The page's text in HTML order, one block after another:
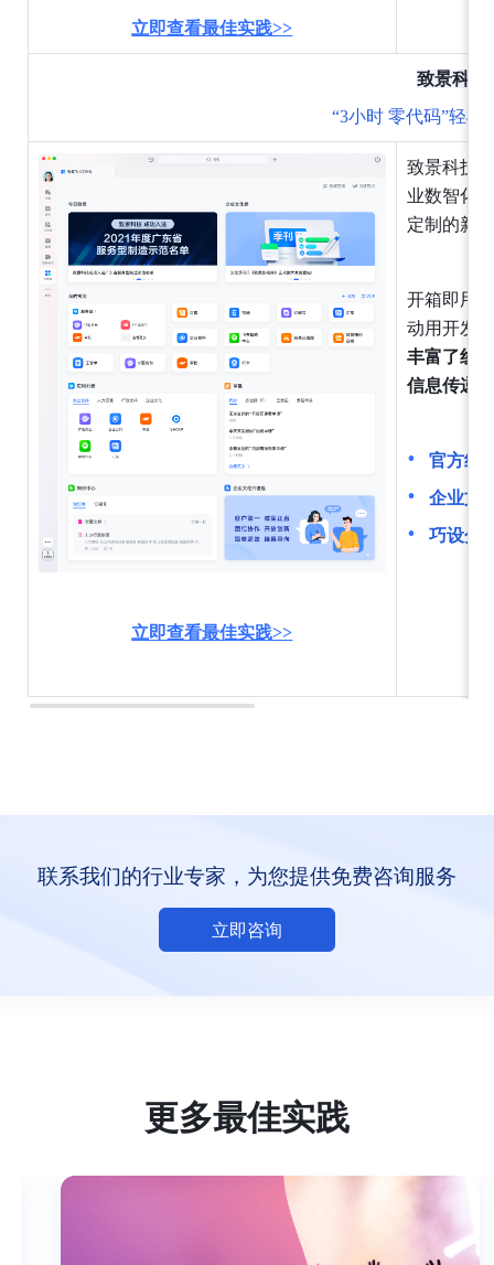
立即查看最佳实践>>
致景科技
“3小时 零代码”轻松
立即查看最佳实践>>
致景科技
业数智化
定制的新
开箱即用
动用开发
丰富了线
信息传递
官方组
企业文
巧设分
联系我们的行业专家，为您提供免费咨询服务
立即咨询
更多最佳实践